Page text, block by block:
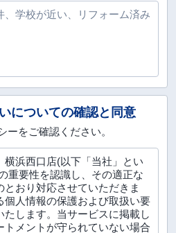
についての確認と同意
ーをご確認ください。
浜西口店(以下「当社」とい
重要性を認識し、その適正な
おり対応させていただきま
個人情報の保護および取扱い要
します。当サービスに掲載し
トメントが守られていない場合